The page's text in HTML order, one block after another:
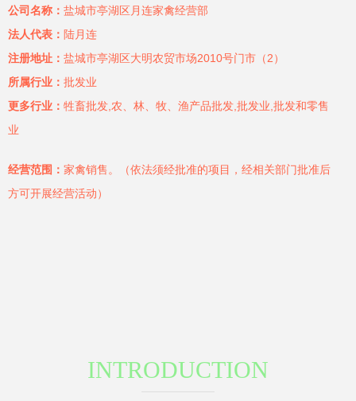
公司名称： 盐城市亭湖区月连家禽经营部
法人代表： 陆月连
注册地址： 盐城市亭湖区大明农贸市场2010号门市（2）
所属行业： 批发业
更多行业： 牲畜批发,农、林、牧、渔产品批发,批发业,批发和零售
业
经营范围： 家禽销售。（依法须经批准的项目，经相关部门批准后
方可开展经营活动）
INTRODUCTION